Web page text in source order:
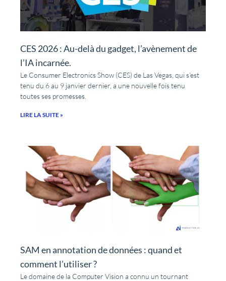
CES 2026 : Au-delà du gadget, l’avènement de
l’IA incarnée.
Le Consumer Electronics Show (CES) de Las Vegas, qui s’est
tenu du 6 au 9 janvier dernier, a une nouvelle fois tenu
toutes ses promesses.
LIRE LA SUITE »
SAM en annotation de données : quand et
comment l’utiliser ?
Le domaine de la Computer Vision a connu un tournant